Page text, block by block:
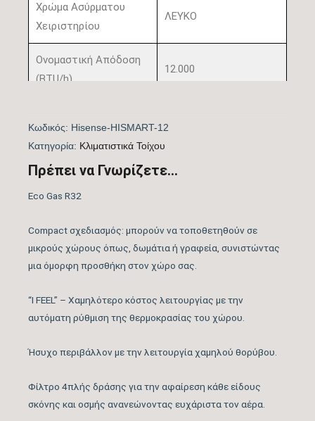
Κωδικός: Hisense-HISMART-12
Kατηγορία: Kλιματιστικά Τοίχου
Πρέπει να Γνωρίζετε...
Eco Gas R32
Compact σχεδιασμός: μπορούν να τοποθετηθούν σε
μικρούς χώρους όπως, δωμάτια ή γραφεία, συνιστώντας
μια όμορφη προσθήκη στον χώρο σας.
“Ι FEEL” – Χαμηλότερο κόστος λειτουργίας με την
αυτόματη ρύθμιση της θερμοκρασίας του χώρου.
Ήσυχο περιβάλλον με την λειτουργία χαμηλού θορύβου.
Φίλτρο 4πλής δράσης για την αφαίρεση κάθε είδους
σκόνης και οσμής ανανεώνοντας ευχάριστα τον αέρα.
Χρώμα Ασύρματου
Χειριστηρίου
ΛΕΥΚΟ
Ονομαστική Απόδοση
(BTU/h)
12.000
EUROVENT
OXI
Λειτουργία Ψύξη &
ΝΑΙ
Αφύγρανσης
ΝΑΙ
Συνδεσιμότητα WiFi WIFI ACTIVE
Φίλτρα Καθαρισμού
Αέρα Εσωτερικής
Φίλτρο 4πλής δράσης
Μέγιστος Όγκος